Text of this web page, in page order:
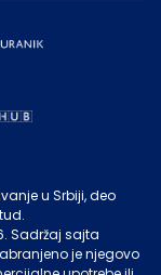
u Srbiji, deo
. Sadržaj sajta
je njegovo